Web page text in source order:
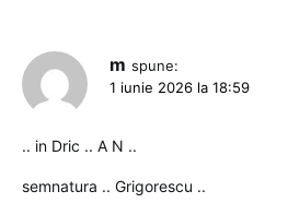
m spune:
1 iunie 2026 la 18:59
.. in Dric .. A N ..
semnatura .. Grigorescu ..